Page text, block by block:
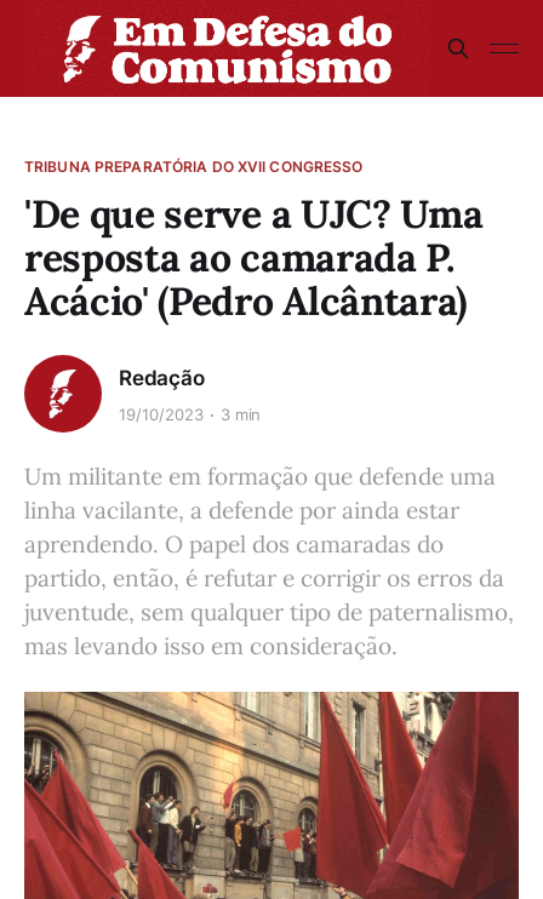
TRIBUNA PREPARATÓRIA DO XVII CONGRESSO
'De que serve a UJC? Uma
resposta ao camarada P.
Acácio' (Pedro Alcântara)
Redação
19/10/2023 3 min
Um militante em formação que defende uma
linha vacilante, a defende por ainda estar
aprendendo. O papel dos camaradas do
partido, então, é refutar e corrigir os erros da
juventude, sem qualquer tipo de paternalismo,
mas levando isso em consideração.